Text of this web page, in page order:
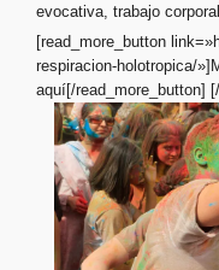
evocativa, trabajo
[read_more_button
respiracion-holotropica/
aquí[/read_more_button]